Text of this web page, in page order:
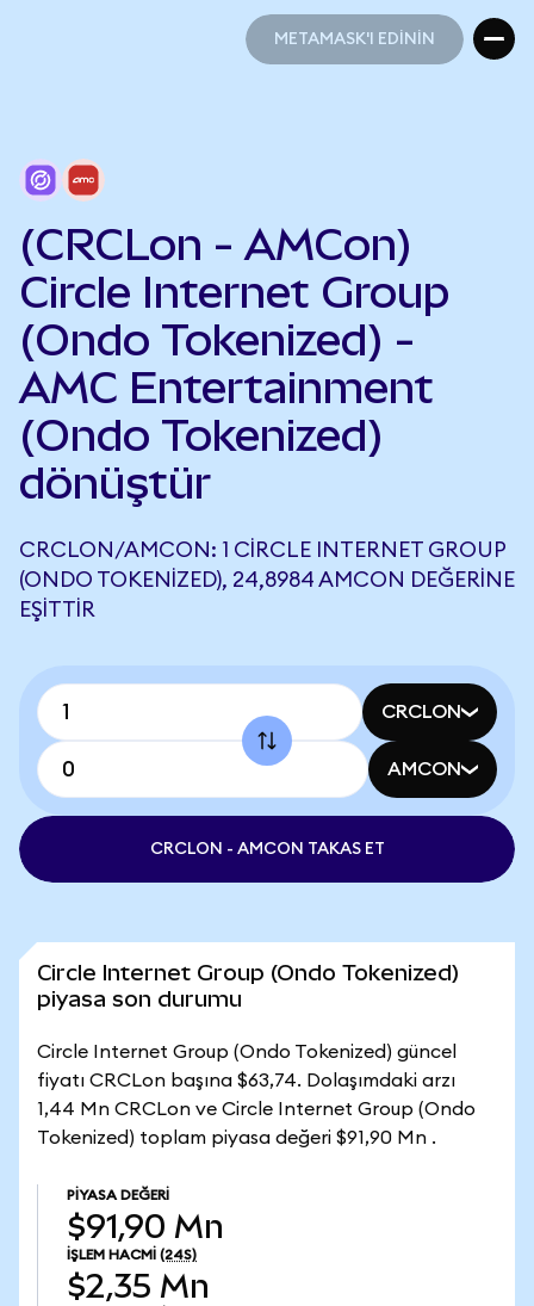
METAMASK'I EDİNİN
(CRCLon - AMCon)
Circle Internet Group
(Ondo Tokenized) -
AMC Entertainment
(Ondo Tokenized)
dönüştür
CRCLON/AMCON: 1 CIRCLE INTERNET GROUP
(ONDO TOKENIZED), 24,8984 AMCON DEĞERINE
EŞITTIR
CRCLON
AMCON
CRCLON - AMCON TAKAS ET
Circle Internet Group (Ondo Tokenized)
piyasa son durumu
Circle Internet Group (Ondo Tokenized) güncel
fiyatı CRCLon başına $63,74. Dolaşımdaki arzı
1,44 Mn CRCLon ve Circle Internet Group (Ondo
Tokenized) toplam piyasa değeri $91,90 Mn .
PIYASA DEĞERI
$91,90 Mn
İŞLEM HACMI (24S)
$2,35 Mn